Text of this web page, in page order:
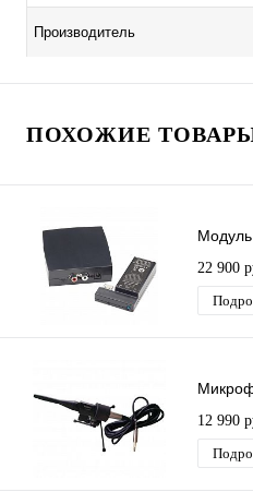
Производитель
ПОХОЖИЕ
22 900
12 990